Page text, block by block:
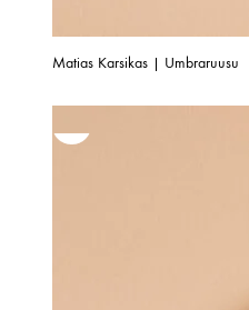
Matias Karsikas | Umbraruusu